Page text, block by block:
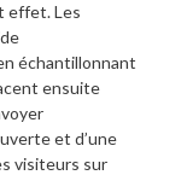
effet. Les
échantillonnant
ensuite
et d’une
visiteurs sur